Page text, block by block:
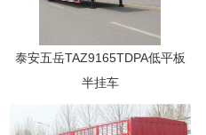
泰安五岳TAZ9165TDPA低平板
半挂车